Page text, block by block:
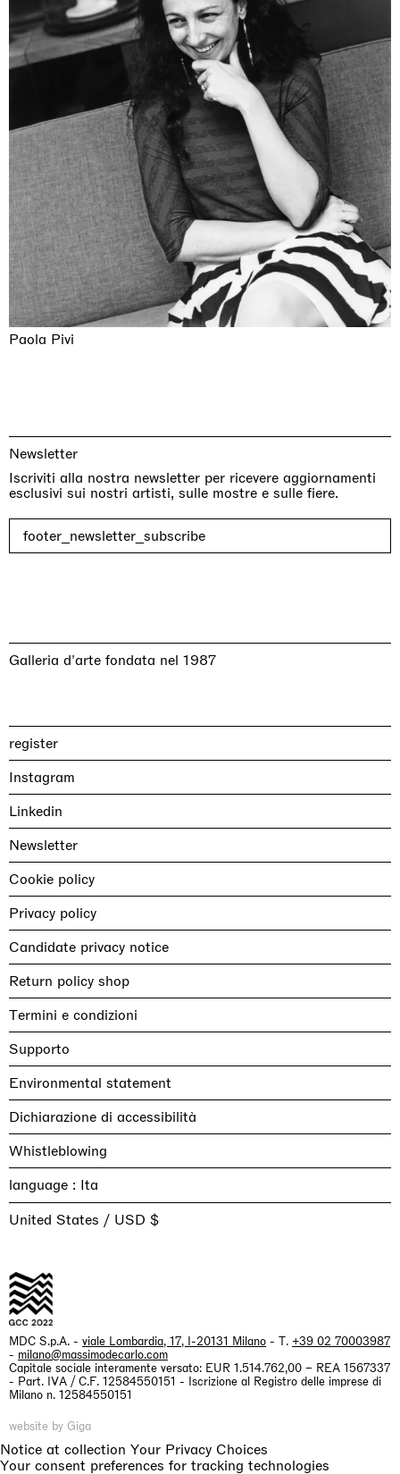
Paola Pivi
Newsletter
Iscriviti alla nostra newsletter per ricevere aggiornamenti
esclusivi sui nostri artisti, sulle mostre e sulle fiere.
footer_newsletter_subscribe
Galleria d'arte fondata nel 1987
register
Instagram
Linkedin
Newsletter
Cookie policy
Privacy policy
Candidate privacy notice
Return policy shop
Termini e condizioni
Supporto
Environmental statement
Dichiarazione di accessibilità
Whistleblowing
language :
United States / USD $
MDC S.p.A. - viale Lombardia, 17, I-20131 Milano - T. +39 02 70003987
- milano@massimodecarlo.com
Capitale sociale interamente versato: EUR 1.514.762,00 – REA 1567337
- Part. IVA / C.F. 12584550151 - Iscrizione al Registro delle imprese di
Milano n. 12584550151
website by Giga
Notice at collection Your Privacy Choices
Your consent preferences for tracking technologies